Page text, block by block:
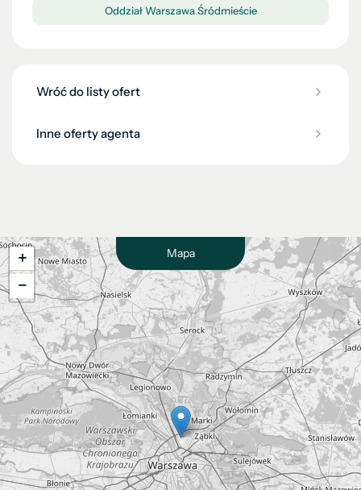
Oddział Warszawa Śródmieście
Wróć do listy ofert
Inne oferty agenta
Mapa
+
−